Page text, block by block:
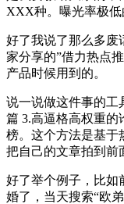
XXX种。曝光率极低
好了我说了那么多废
家分享的”借力热点
产品时候用到的。
说一说做这件事的工
篇 3.高逼格高权重的
榜。这个方法是基于
把自己的文章拍到前
好了举个例子，比如
婚了，当天搜索“欧